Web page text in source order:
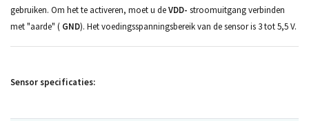
gebruiken. Om het te activeren, moetu deVDD- stroomuitgangverbinden
met "aarde" ( GND). Het voedingsspanningsbereik van de sensor is 3 tot 5,5 V.
Sensor specificaties: